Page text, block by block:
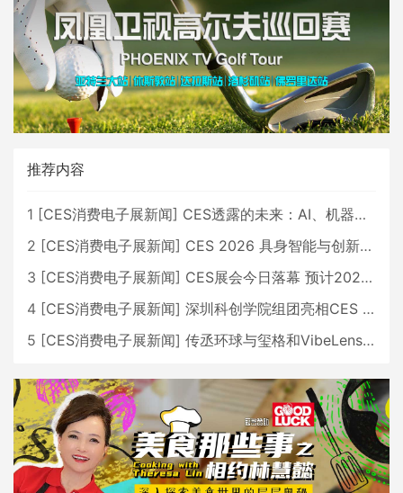
推荐内容
1 [CES消费电子展新闻] CES透露的未来：AI、机器人与智能生活大爆发
2 [CES消费电子展新闻] CES 2026 具身智能与创新领域 中国公司大放异彩
3 [CES消费电子展新闻] CES展会今日落幕 预计2026行业收入将超五千亿美元
4 [CES消费电子展新闻] 深圳科创学院组团亮相CES 广受好评
5 [CES消费电子展新闻] 传丞环球与玺格和VibeLens共同推出全新耳机